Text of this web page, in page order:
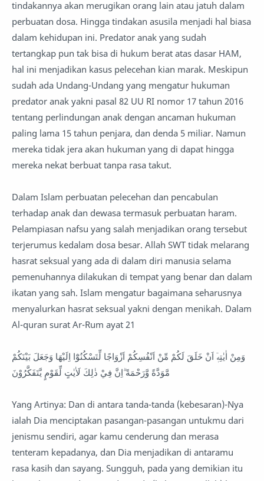
tindakannya akan merugikan orang lain atau jatuh dalam
perbuatan dosa. Hingga tindakan asusila menjadi hal biasa
dalam kehidupan ini. Predator anak yang sudah
tertangkap pun tak bisa di hukum berat atas dasar HAM,
hal ini menjadikan kasus pelecehan kian marak. Meskipun
sudah ada Undang-Undang yang mengatur hukuman
predator anak yakni pasal 82 UU RI nomor 17 tahun 2016
tentang perlindungan anak dengan ancaman hukuman
paling lama 15 tahun penjara, dan denda 5 miliar. Namun
mereka tidak jera akan hukuman yang di dapat hingga
mereka nekat berbuat tanpa rasa takut.
Dalam Islam perbuatan pelecehan dan pencabulan
terhadap anak dan dewasa termasuk perbuatan haram.
Pelampiasan nafsu yang salah menjadikan orang tersebut
terjerumus kedalam dosa besar. Allah SWT tidak melarang
hasrat seksual yang ada di dalam diri manusia selama
pemenuhannya dilakukan di tempat yang benar dan dalam
ikatan yang sah. Islam mengatur bagaimana seharusnya
menyalurkan hasrat seksual yakni dengan menikah. Dalam
Al-quran surat Ar-Rum ayat 21
وَمِنْ اٰيٰتِهٖٓ اَنْ خَلَقَ لَكُمْ مِّنْ اَنْفُسِكُمْ اَزْوَاجًا لِّتَسْكُنُوْٓا اِلَيْهَا وَجَعَلَ بَيْنَكُمْ
مَّوَدَّةً وَّرَحْمَةً ۗاِنَّ فِيْ ذٰلِكَ لَاٰيٰتٍ لِّقَوْمٍ يَّتَفَكَّرُوْنَ
Yang Artinya: Dan di antara tanda-tanda (kebesaran)-Nya
ialah Dia menciptakan pasangan-pasangan untukmu dari
jenismu sendiri, agar kamu cenderung dan merasa
tenteram kepadanya, dan Dia menjadikan di antaramu
rasa kasih dan sayang. Sungguh, pada yang demikian itu